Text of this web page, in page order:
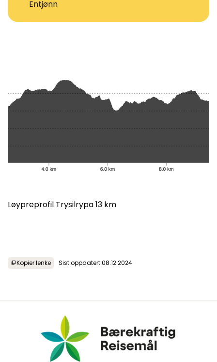
Entjønn
Løypreprofil Trysilrypa 13 km
content_copyKopier lenke Sist oppdatert 08.12.2024
Bærekraftig Reisemål